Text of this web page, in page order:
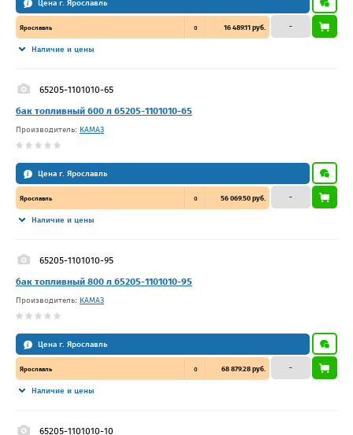
Цена г. Ярославль
Ярославль 0 16 489.11 руб.
Наличие и цены
–
65205-1101010-65
бак топливный 600 л 65205-1101010-65
Производитель: КАМАЗ
Цена г. Ярославль
Ярославль 0 56 069.50 руб.
Наличие и цены
–
65205-1101010-95
бак топливный 800 л 65205-1101010-95
Производитель: КАМАЗ
Цена г. Ярославль
Ярославль 0 68 879.28 руб.
Наличие и цены
–
65205-1101010-10